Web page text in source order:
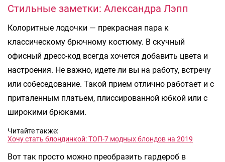
Стильные заметки: Александра Лэпп
Колоритные лодочки — прекрасная пара к
классическому брючному костюму. В скучный
офисный дресс-код всегда хочется добавить цвета и
настроения. Не важно, идете ли вы на работу, встречу
или собеседование. Такой прием отлично работает и с
приталенным платьем, плиссированной юбкой или с
широкими брюками.
Читайте также:
Хочу стать блондинкой: ТОП-7 модных блондов на 2019
Вот так просто можно преобразить гардероб в